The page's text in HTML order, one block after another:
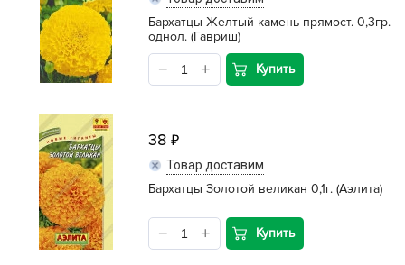
Бархатцы Желтый камень прямост. 0,3гр.
однол. (Гавриш)
Купить
38
Товар доставим
Бархатцы Золотой великан 0,1г. (Аэлита)
Купить